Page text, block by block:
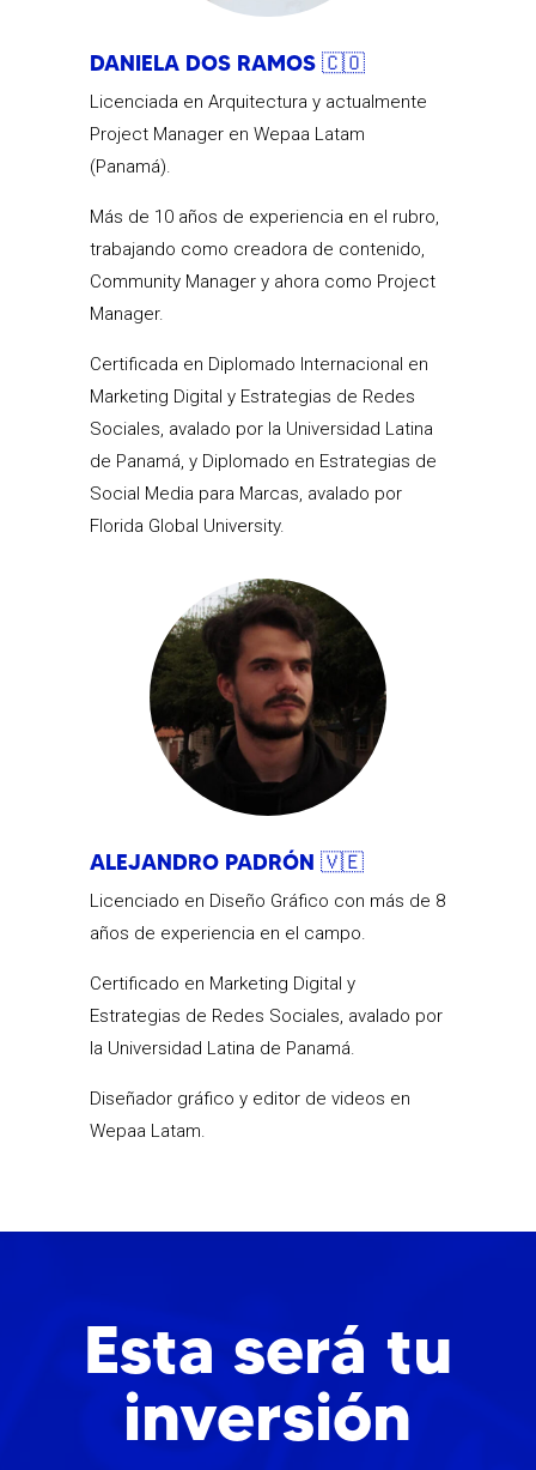
DANIELA DOS RAMOS 🇨🇴
Licenciada en Arquitectura y actualmente
Project Manager en Wepaa Latam
(Panamá).
Más de 10 años de experiencia en el rubro,
trabajando como creadora de contenido,
Community Manager y ahora como Project
Manager.
Certificada en Diplomado Internacional en
Marketing Digital y Estrategias de Redes
Sociales, avalado por la Universidad Latina
de Panamá, y Diplomado en Estrategias de
Social Media para Marcas, avalado por
Florida Global University.
ALEJANDRO PADRÓN 🇻🇪
Licenciado en Diseño Gráfico con más de 8
años de experiencia en el campo.
Certificado en Marketing Digital y
Estrategias de Redes Sociales, avalado por
la Universidad Latina de Panamá.
Diseñador gráfico y editor de videos en
Wepaa Latam.
Esta será tu
inversión